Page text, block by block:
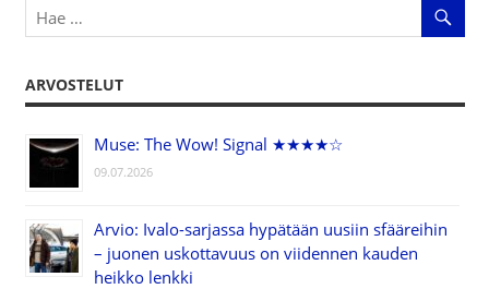
ARVOSTELUT
Muse: The Wow! Signal ★★★★☆
09.07.2026
Arvio: Ivalo-sarjassa hypätään uusiin sfääreihin
– juonen uskottavuus on viidennen kauden
heikko lenkki